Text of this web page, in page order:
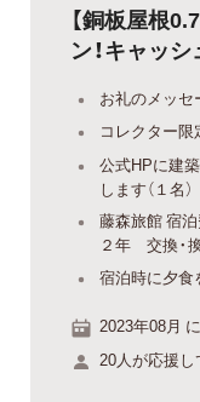
【銅板屋根
ン！キャッ
お礼のメッセ
コレクター
公式HPに建
します（１名）
藤森旅館 宿
２年 交換・
宿泊時に夕食
2023年08月
20人が応援し